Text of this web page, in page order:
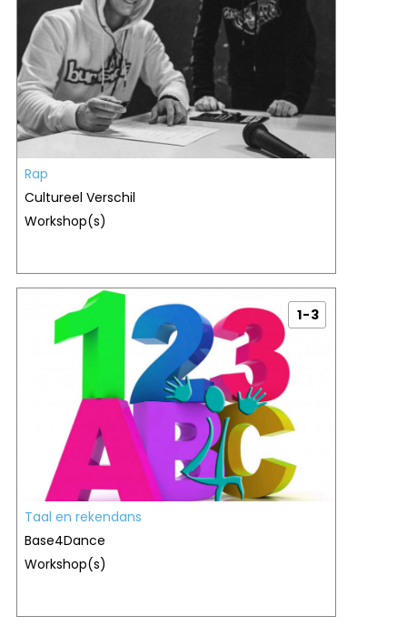
Rap
Cultureel Verschil
Workshop(s)
1 - 3
Taal en rekendans
Base4Dance
Workshop(s)